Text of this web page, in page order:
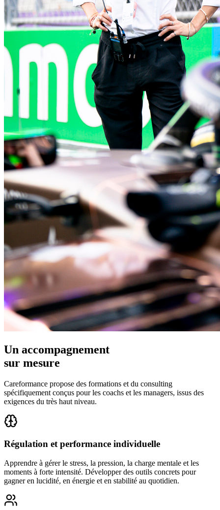
Un accompagnement
sur mesure
Careformance propose des formations et du consulting
spécifiquement conçus pour les coachs et les managers, issus des
exigences du très haut niveau.
Régulation et performance individuelle
Apprendre à gérer le stress, la pression, la charge mentale et les
moments à forte intensité. Développer des outils concrets pour
gagner en lucidité, en énergie et en stabilité au quotidien.